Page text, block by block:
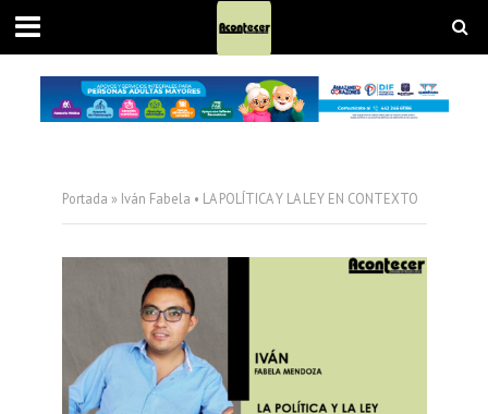
Portada » Iván Fabela • LA POLÍTICA Y LA LEY EN CONTEXTO